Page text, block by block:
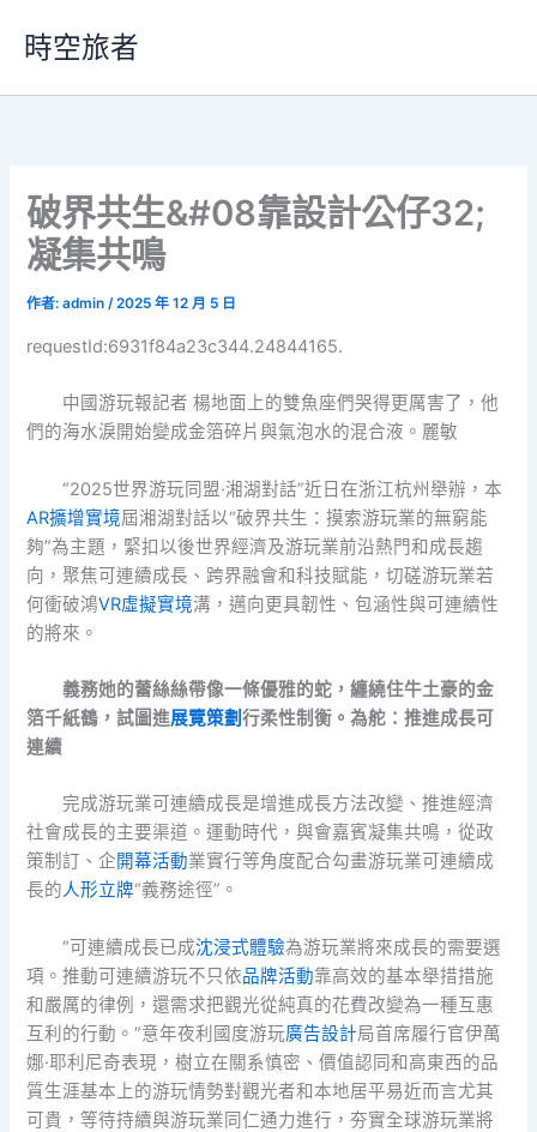
要
時空旅者
破界共生&#08靠設計公仔32;
凝集共鳴
作者:admin/2025 年 12 月 5 日
requestId:6931f84a23c344.24844165.
中國游玩報記者 楊地面上的雙魚座們哭得更厲害了，他
們的海水淚開始變成金箔碎片與氣泡水的混合液。麗敏
“2025世界游玩同盟·湘湖對話”近日在浙江杭州舉辦，本
AR擴增實境屆湘湖對話以“破界共生：摸索游玩業的無窮能
夠”為主題，緊扣以後世界經濟及游玩業前沿熱門和成長趨
向，聚焦可連續成長、跨界融會和科技賦能，切磋游玩業若
何衝破鴻VR虛擬實境溝，邁向更具韌性、包涵性與可連續性
的將來。
義務她的蕾絲絲帶像一條優雅的蛇，纏繞住牛土豪的金
箔千紙鶴，試圖進展覽策劃行柔性制衡。為舵：推進成長可
連續
完成游玩業可連續成長是增進成長方法改變、推進經濟
社會成長的主要渠道。運動時代，與會嘉賓凝集共鳴，從政
策制訂、企開幕活動業實行等角度配合勾畫游玩業可連續成
長的人形立牌“義務途徑”。
“可連續成長已成沈浸式體驗為游玩業將來成長的需要選
項。推動可連續游玩不只依品牌活動靠高效的基本舉措措施
和嚴厲的律例，還需求把觀光從純真的花費改變為一種互惠
互利的行動。”意年夜利國度游玩廣告設計局首席履行官伊萬
娜·耶利尼奇表現，樹立在關系慎密、價值認同和高東西的品
質生涯基本上的游玩情勢對觀光者和本地居平易近而言尤其
可貴，等待持續與游玩業同仁通力進行，夯實全球游玩業將